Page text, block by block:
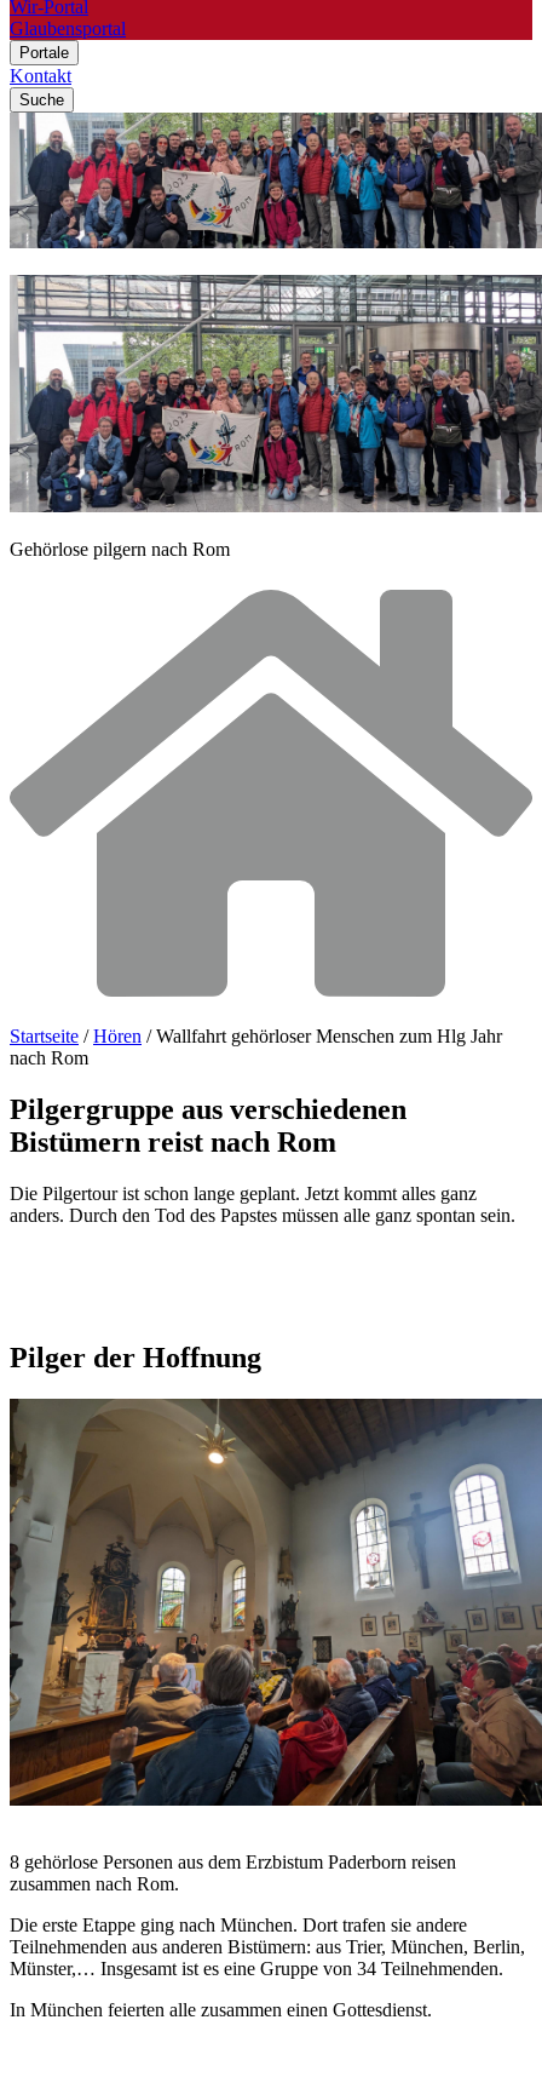
Wir-Portal
Glaubensportal
Portale
Kontakt
Suche
Gehörlose pilgern nach Rom
Startseite /Hören /Wallfahrt gehörloser Menschen zum Hlg Jahr
nach Rom
Pilgergruppe aus verschiedenen
Bistümern reist nach Rom
Die Pilgertour ist schon lange geplant. Jetzt kommt alles ganz
anders. Durch den Tod des Papstes müssen alle ganz spontan sein.
Pilger der Hoffnung
8 gehörlose Personen aus dem Erzbistum Paderborn reisen
zusammen nach Rom.
Die erste Etappe ging nach München. Dort trafen sie andere
Teilnehmenden aus anderen Bistümern: aus Trier, München, Berlin,
Münster,… Insgesamt ist es eine Gruppe von 34 Teilnehmenden.
In München feierten alle zusammen einen Gottesdienst.